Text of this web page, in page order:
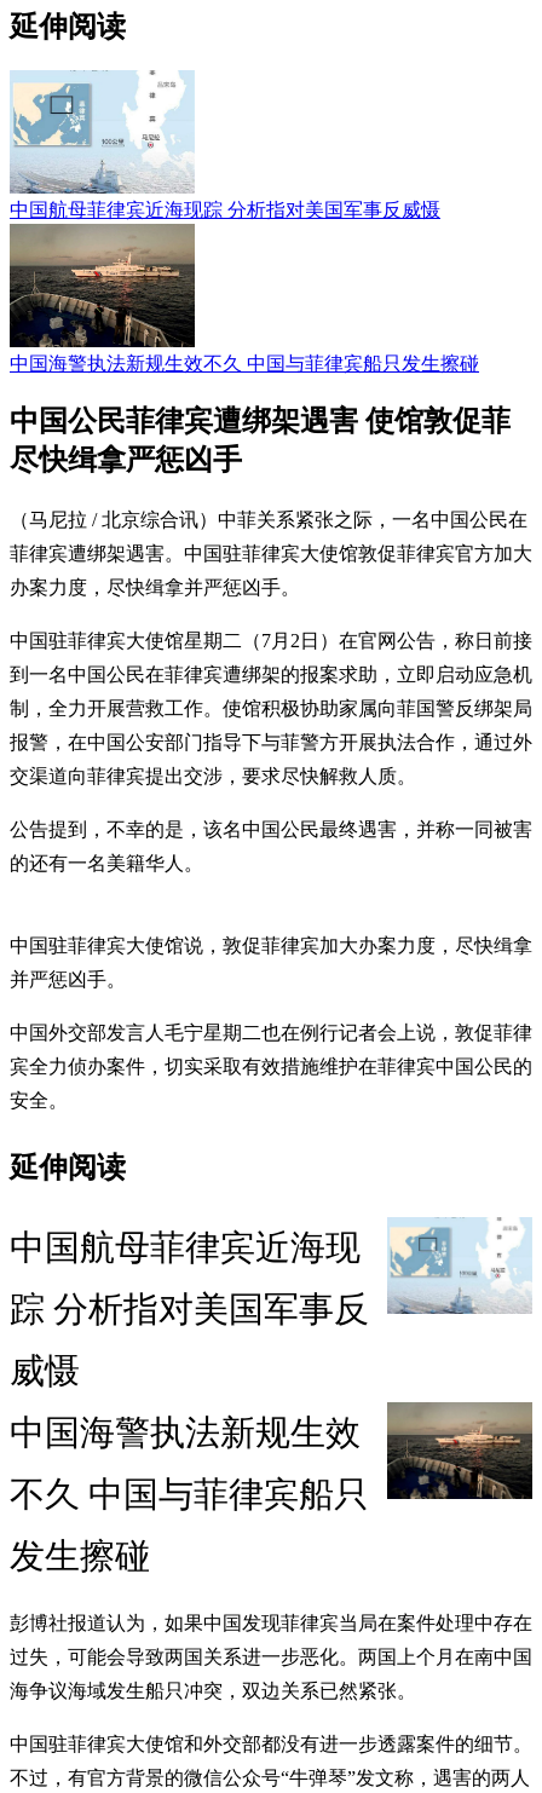
延伸阅读
中国航母菲律宾近海现踪 分析指对美国军事反威慑
中国海警执法新规生效不久 中国与菲律宾船只发生擦碰
中国公民菲律宾遭绑架遇害 使馆敦促菲
尽快缉拿严惩凶手
（马尼拉 / 北京综合讯）中菲关系紧张之际，一名中国公民在
菲律宾遭绑架遇害。中国驻菲律宾大使馆敦促菲律宾官方加大
办案力度，尽快缉拿并严惩凶手。
中国驻菲律宾大使馆星期二（7月2日）在官网公告，称日前接
到一名中国公民在菲律宾遭绑架的报案求助，立即启动应急机
制，全力开展营救工作。使馆积极协助家属向菲国警反绑架局
报警，在中国公安部门指导下与菲警方开展执法合作，通过外
交渠道向菲律宾提出交涉，要求尽快解救人质。
公告提到，不幸的是，该名中国公民最终遇害，并称一同被害
的还有一名美籍华人。
中国驻菲律宾大使馆说，敦促菲律宾加大办案力度，尽快缉拿
并严惩凶手。
中国外交部发言人毛宁星期二也在例行记者会上说，敦促菲律
宾全力侦办案件，切实采取有效措施维护在菲律宾中国公民的
安全。
延伸阅读
中国航母菲律宾近海现
踪 分析指对美国军事反
威慑
中国海警执法新规生效
不久 中国与菲律宾船只
发生擦碰
彭博社报道认为，如果中国发现菲律宾当局在案件处理中存在
过失，可能会导致两国关系进一步恶化。两国上个月在南中国
海争议海域发生船只冲突，双边关系已然紧张。
中国驻菲律宾大使馆和外交部都没有进一步透露案件的细节。
不过，有官方背景的微信公众号“牛弹琴”发文称，遇害的两人